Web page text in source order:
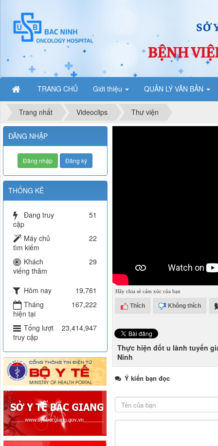
TRANG CHỦ Giới thiệu QUẢN LÝ VĂN BẢN
Trang nhất Videoclips Thư viện
Hãy chia sẻ cảm xúc của bạn
Thích Không thích
Thực hiện đốt u lành tuyến
Ninh
Ý kiến bạn đọc
ĐĂNG NHẬP
Đăng nhập Đăng ký
THỐNG KÊ
Đang truy
cập
51
Máy chủ
tìm kiếm
22
Khách
viếng thăm
29
Hôm nay
19,761
Tháng
hiện tại
167,222
Tổng lượt
truy cập
23,414,947